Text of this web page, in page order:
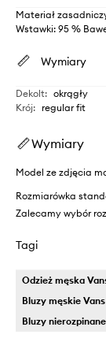
Materiał
Wstawki: 95 %
Wymiary
Dekolt: okrągły
Krój: regular fit
Wymiary
Model ze zdjęcia
Rozmiarówka
Zalecamy wybór
Tagi
Odzież męska
Bluzy męskie Vans
Bluzy